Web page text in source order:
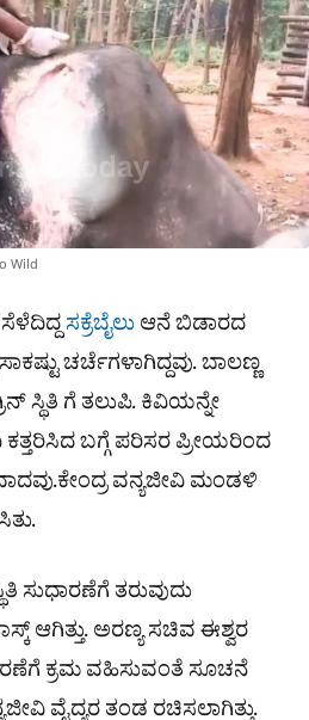
e
Wild
ಸಕ್ರೆಬೈಲು ಆನೆ ಬಿಡಾರದ
ಚರ್ಚೆಗಳಾಗಿದ್ದವು. ಬಾಲಣ್ಣ
ಸ್ಥಿತಿ ಗೆ ತಲುಪಿ. ಕಿವಿಯನ್ನೇ
ಬಗ್ಗೆ ಪರಿಸರ ಪ್ರೀಯರಿಂದ
ವನ್ಯಜೀವಿ ಮಂಡಳಿ
ತರುವುದು
ಆಗಿತ್ತು. ಅರಣ್ಯ ಸಚಿವ ಈಶ್ವರ
ಕ್ರಮ ವಹಿಸುವಂತೆ ಸೂಚನೆ